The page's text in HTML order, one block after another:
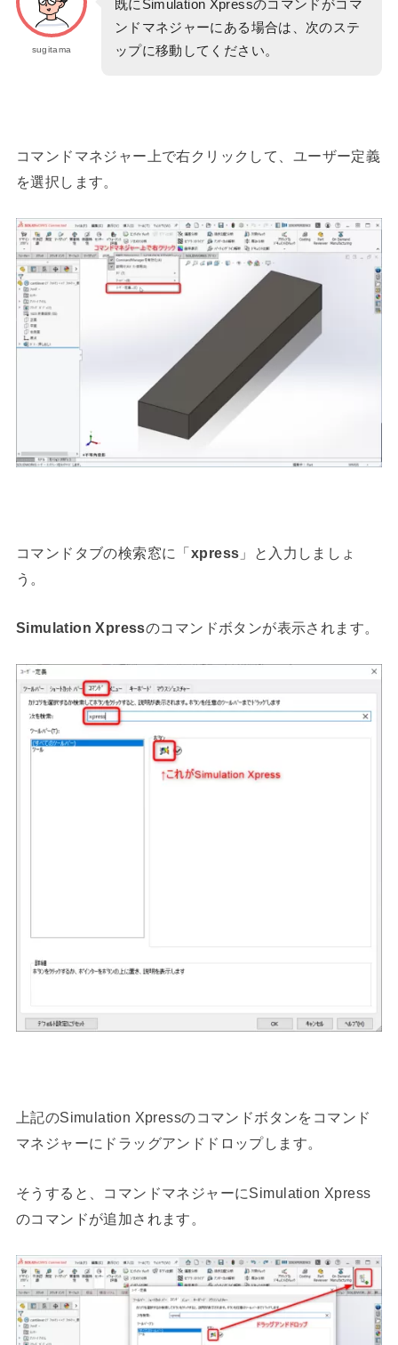
sugitama
既にSimulation Xpressのコマンドがコマ
ンドマネジャーにある場合は、次のステ
ップに移動してください。
コマンドマネジャー上で右クリックして、ユーザー定義
を選択します。
コマンドタブの検索窓に「xpress 」と入力しましょ
う。
Simulation Xpressのコマンドボタンが表示されます。
上記のSimulation Xpressのコマンドボタンをコマンド
マネジャーにドラッグアンドドロップします。
そうすると、コマンドマネジャーにSimulation Xpress
のコマンドが追加されます。